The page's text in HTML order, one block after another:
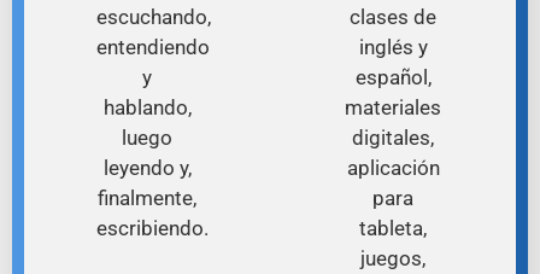
escuchando,
entendiendo
y
hablando,
luego
leyendo y,
finalmente,
escribiendo.
clases de
inglés y
español,
materiales
digitales,
aplicación
para
tableta,
juegos,